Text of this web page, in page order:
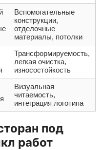
Вспомогательные
конструкции,
отделочные
материалы, потолки
Трансформируемость,
легкая очистка,
износостойкость
Визуальная
читаемость,
интеграция логотипа
под
работ